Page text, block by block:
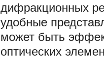
дифракционных
удобные
может быть
оптических